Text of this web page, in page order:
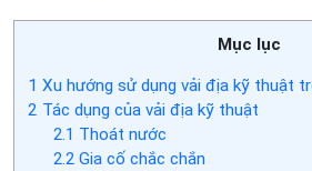
Mục lục
1 Xu hướng sử dụng vải địa kỹ thuật
2 Tác dụng của vải địa kỹ thuật
2.1 Thoát nước
2.2Gia cố chắc chắn